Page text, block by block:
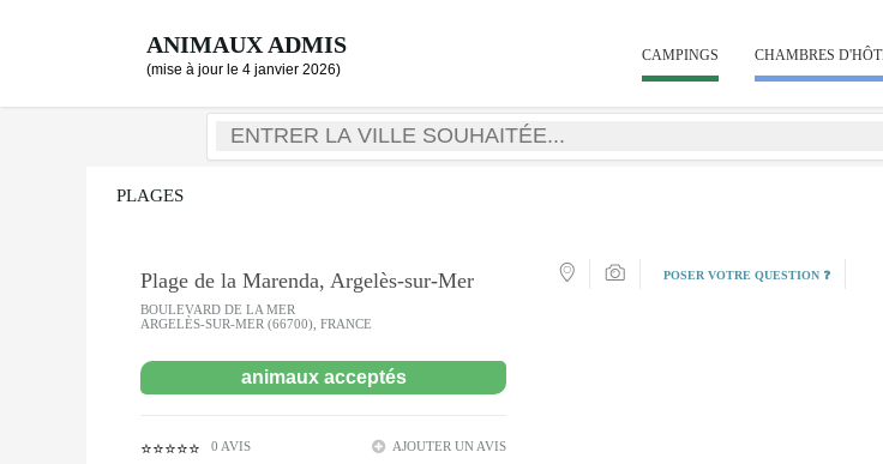
ANIMAUX ADMIS
(mise à jour le 4 janvier 2026)
CAMPINGS CHAMBRES
PLAGES
Plage de la Marenda, Argelès-sur-Mer
BOULEVARD DE LA MER
ARGELÈS-SUR-MER (66700), FRANCE
animaux acceptés
⭐⭐⭐⭐⭐ 0 AVIS AJOUTER UN AVIS
POSER VOTRE QUESTION ❓